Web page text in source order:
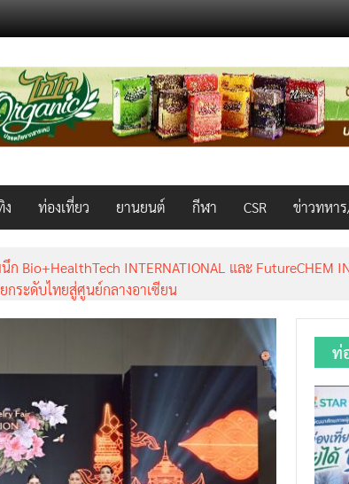
ง ท่องเที่ยว ยานยนต์ กีฬา CSR ข่าวทหา
Bio+HealthTech INTERNATIONAL และ FutureCHEM
ระดับไทยสู่ศูนย์กลางอาเซียน
ท่